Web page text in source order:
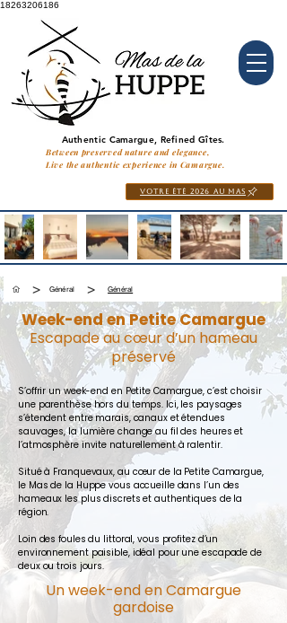
18263206186
Between preserved nature and elegance,
Live the authentic experience in Camargue.
Authentic Camargue, Refined Gîtes.
Authentic Camargue, Refined Gîtes.
Votre ÉTÉ 2026 au MAS
> Général > Général
Week-end en Petite Camargue
Escapade au cœur d’un hameau
préservé
S’offrir un week-end en Petite Camargue, c’est choisir
une parenthèse hors du temps. Ici, les paysages
s’étendent entre marais, canaux et étendues
sauvages, la lumière change au fil des heures et
l’atmosphère invite naturellement à ralentir.
Situé à Franquevaux, au cœur de la Petite Camargue,
le Mas de la Huppe vous accueille dans l’un des
hameaux les plus discrets et authentiques de la
région.
Loin des foules du littoral, vous profitez d’un
environnement paisible, idéal pour une escapade de
deux ou trois jours.
Un week-end en Camargue
gardoise